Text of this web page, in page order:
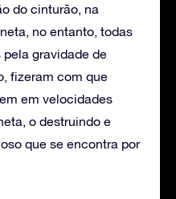
do cinturão, na
no entanto, todas
gravidade de
fizeram com que
em velocidades
o destruindo e
que se encontra por